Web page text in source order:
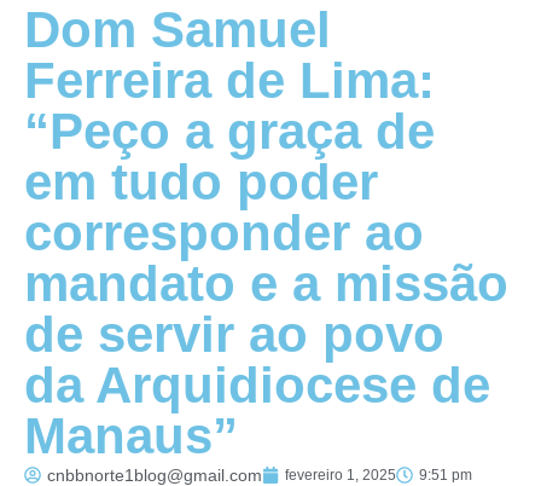
Dom Samuel
Ferreira de Lima:
“Peço a graça de
em tudo poder
corresponder ao
mandato e a missão
de servir ao povo
da Arquidiocese de
Manaus”
cnbbnorte1blog@gmail.com fevereiro 1, 2025 9:51 pm